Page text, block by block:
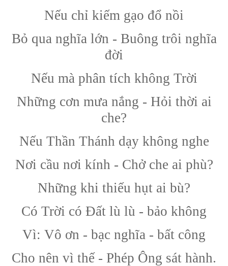
Nếu chỉ kiếm gạo đổ nồi
Bỏ qua nghĩa lớn - Buông trôi nghĩa
đời
Nếu mà phân tích không Trời
Những cơn mưa nắng - Hỏi thời ai
che?
Nếu Thần Thánh dạy không nghe
Nơi cầu nơi kính - Chở che ai phù?
Những khi thiếu hụt ai bù?
Có Trời có Đất lù lù - bảo không
Vì: Vô ơn - bạc nghĩa - bất công
Cho nên vì thế - Phép Ông sát hành.